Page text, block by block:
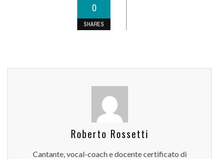
0
SHARES
Roberto Rossetti
Cantante, vocal-coach e docente certificato di